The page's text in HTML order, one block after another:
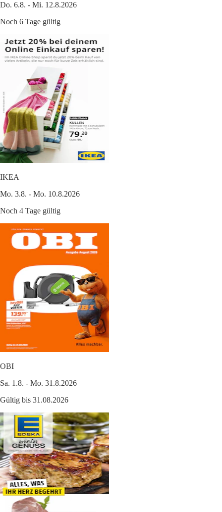
Do. 6.8. - Mi. 12.8.2026
Noch 6 Tage gültig
IKEA
Mo. 3.8. - Mo. 10.8.2026
Noch 4 Tage gültig
OBI
Sa. 1.8. - Mo. 31.8.2026
Gültig bis 31.08.2026